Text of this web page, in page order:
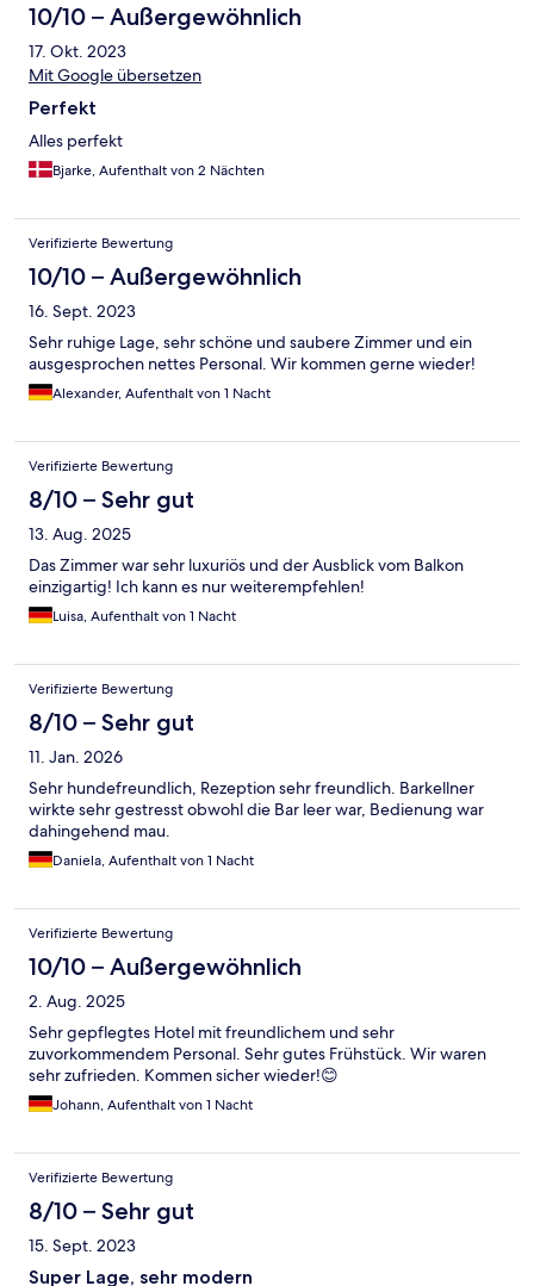
10/10 – Außergewöhnlich
17. Okt. 2023
Mit Google übersetzen
Perfekt
Alles perfekt
Bjarke, Aufenthalt von 2 Nächten
Verifizierte Bewertung
10/10 – Außergewöhnlich
16. Sept. 2023
Sehr ruhige Lage, sehr schöne und saubere Zimmer und ein
ausgesprochen nettes Personal. Wir kommen gerne wieder!
Alexander, Aufenthalt von 1 Nacht
Verifizierte Bewertung
8/10 – Sehr gut
13. Aug. 2025
Das Zimmer war sehr luxuriös und der Ausblick vom Balkon
einzigartig! Ich kann es nur weiterempfehlen!
Luisa, Aufenthalt von 1 Nacht
Verifizierte Bewertung
8/10 – Sehr gut
11. Jan. 2026
Sehr hundefreundlich, Rezeption sehr freundlich. Barkellner
wirkte sehr gestresst obwohl die Bar leer war, Bedienung war
dahingehend mau.
Daniela, Aufenthalt von 1 Nacht
Verifizierte Bewertung
10/10 – Außergewöhnlich
2. Aug. 2025
Sehr gepflegtes Hotel mit freundlichem und sehr
zuvorkommendem Personal. Sehr gutes Frühstück. Wir waren
sehr zufrieden. Kommen sicher wieder!😊
Johann, Aufenthalt von 1 Nacht
Verifizierte Bewertung
8/10 – Sehr gut
15. Sept. 2023
Super Lage, sehr modern